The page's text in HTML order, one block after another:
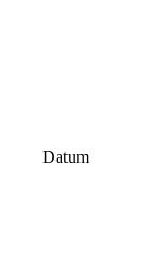
Datum